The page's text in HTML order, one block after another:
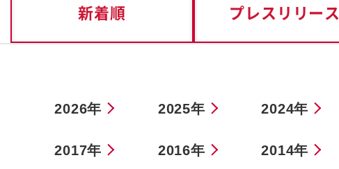
新着順 プレスリリース
2026年 2025年 2024年
2017年 2016年 2014年